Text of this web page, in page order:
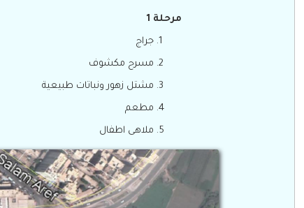
مرحلة 1
جراج
مسرح مكشوف
مشتل زهور ونباتات طبيعية
مطعم
ملاهى اطفال